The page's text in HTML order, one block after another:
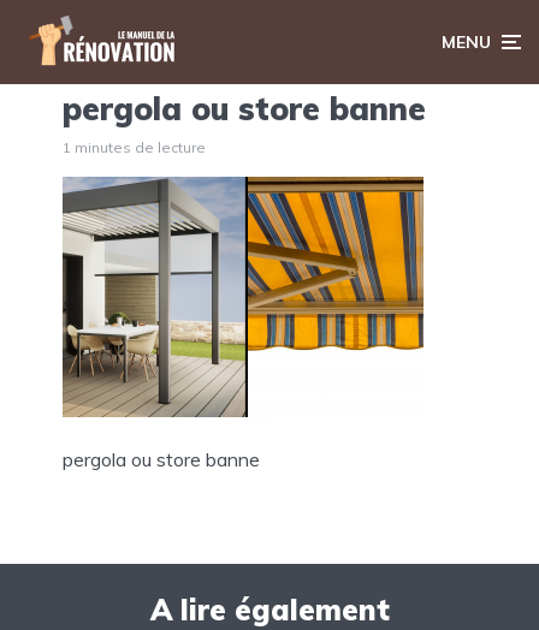
MENU
pergola ou store banne
1 minutes de lecture
pergola ou store banne
A lire également